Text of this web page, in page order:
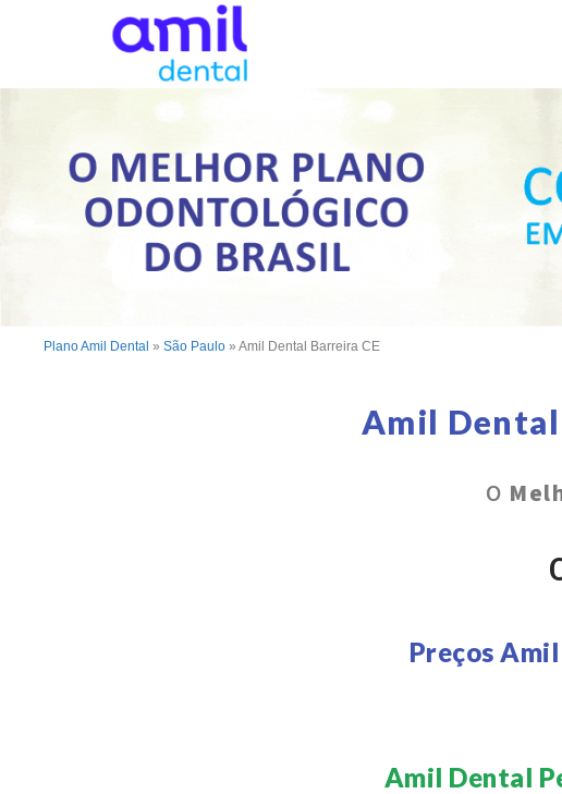
Plano Amil Dental » São Paulo » Amil Dental Barreira CE
Amil
O
Preços
Amil Dental